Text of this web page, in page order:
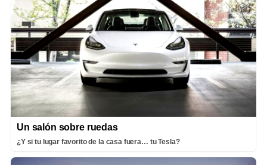
Un salón sobre ruedas
¿Y si tu lugar favorito de la casa fuera… tu Tesla?